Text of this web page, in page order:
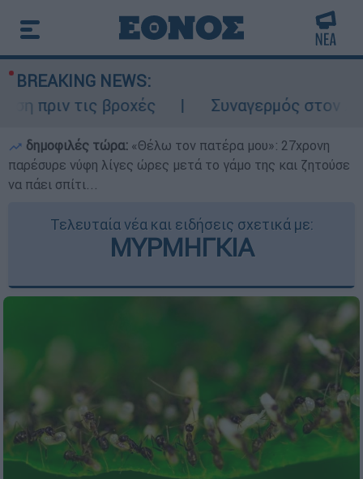
BREAKING NEWS:
τις βροχές
Συναγερμός στον
δημοφιλές τώρα: «Θέλω τον πατέρα μου»: 27χρονη
παρέσυρε νύφη λίγες ώρες μετά το γάμο της και ζητούσε
να πάει σπίτι...
Τελευταία νέα και ειδήσεις σχετικά με:
ΜΥΡΜΗΓΚΙΑ